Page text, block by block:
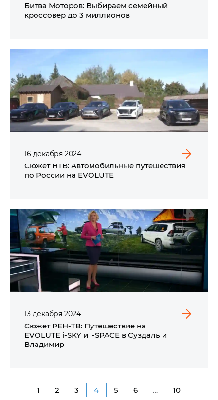
Битва Моторов: Выбираем семейный
кроссовер до 3 миллионов
16 декабря 2024
Сюжет НТВ: Автомобильные путешествия
по России на EVOLUTE
13 декабря 2024
Сюжет РЕН-ТВ: Путешествие на
EVOLUTE i-SKY и i-SPACE в Суздаль и
Владимир
1 2 3 4 5 6 … 10